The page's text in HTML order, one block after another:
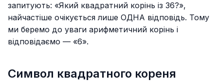
запитують: «Який квадратний корінь із 36?»,
найчастіше очікується лише ОДНА відповідь. Тому
ми беремо до уваги арифметичний корінь і
відповідаємо — «6».
Символ квадратного кореня